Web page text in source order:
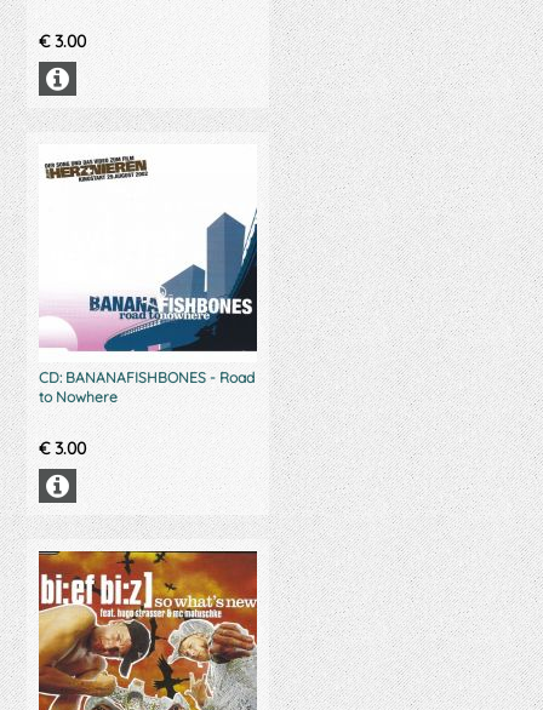
€3.00
CD: BANANAFISHBONES - Road
to Nowhere
€3.00